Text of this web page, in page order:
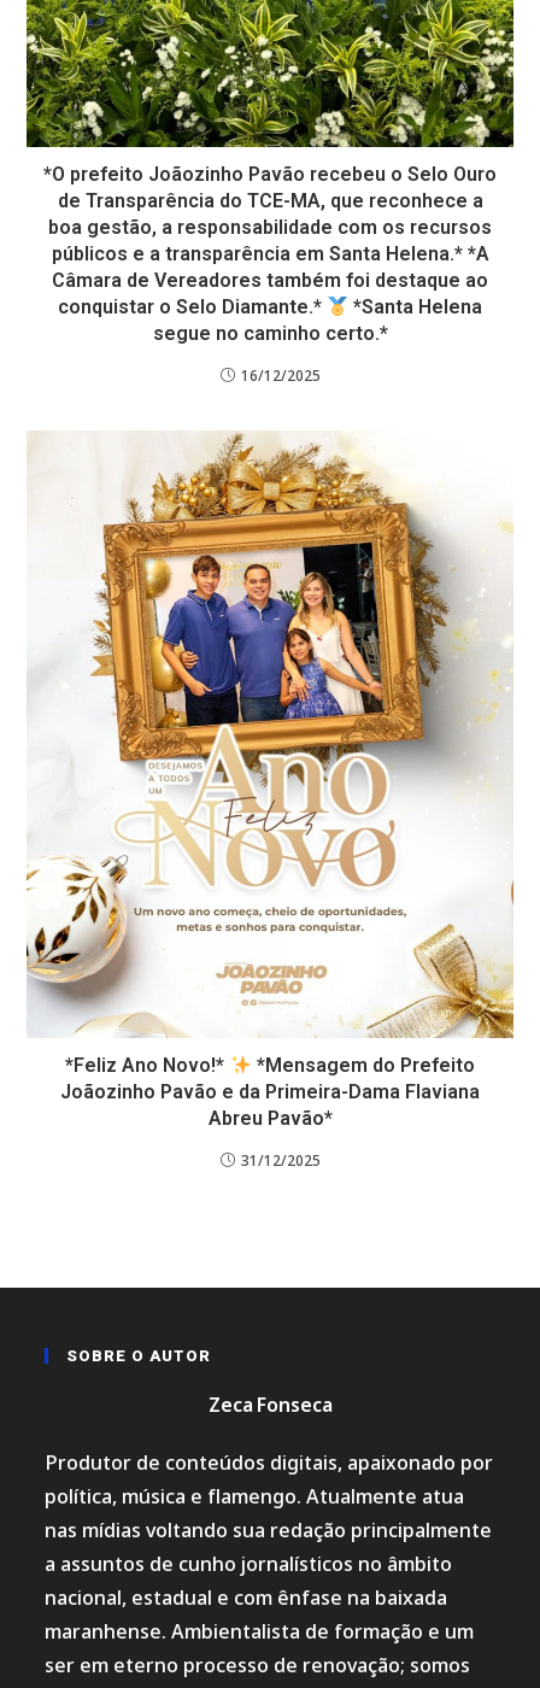
*O prefeito Joãozinho Pavão recebeu o Selo Ouro
de Transparência do TCE-MA, que reconhece a
boa gestão, a responsabilidade com os recursos
públicos e a transparência em Santa Helena.* *A
Câmara de Vereadores também foi destaque ao
conquistar o Selo Diamante.*
*Santa Helena
segue no caminho certo.*
16/12/2025
*Feliz Ano Novo!*
*Mensagem do Prefeito
Joãozinho Pavão e da Primeira-Dama Flaviana
Abreu Pavão*
31/12/2025
SOBRE O AUTOR
Zeca Fonseca
Produtor de conteúdos digitais, apaixonado por
política, música e flamengo. Atualmente atua
nas mídias voltando sua redação principalmente
a assuntos de cunho jornalísticos no âmbito
nacional, estadual e com ênfase na baixada
maranhense. Ambientalista de formação e um
ser em eterno processo de renovação; somos